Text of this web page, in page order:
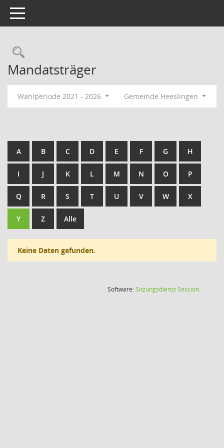
Toggle navigation
Rechercheauswahl
Mandatsträger
Wahlperiode 2021 - 2026 Gemeinde Heeslingen
A B C D E F G H
I J K L M N O P
Q R S T U V W X
Y Z Alle
Keine Daten gefunden.
Software:SitzungsdienstSession(Wird in